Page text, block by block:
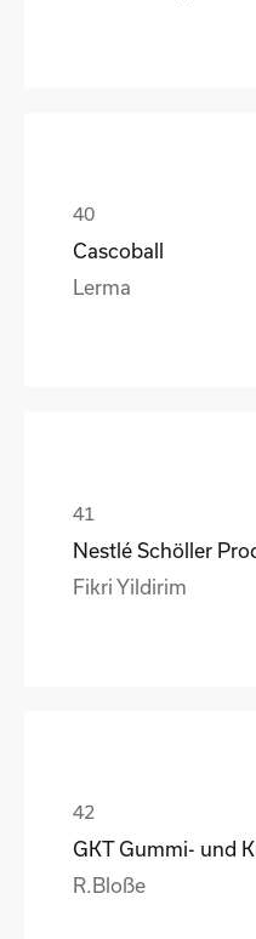
Cascoball
Lerma
Nestlé Schöller
Fikri Yildirim
R.Bloße